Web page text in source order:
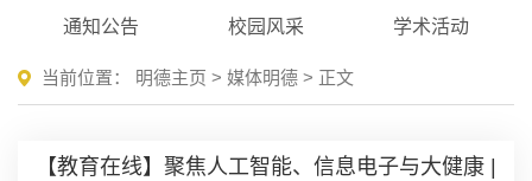
通知公告 校园风采 学术活动
当前位置： 明德主页 > 媒体明德 > 正文
【教育在线】聚焦人工智能、信息电子与大健康 |